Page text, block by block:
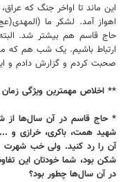
این ماند تا اواخر جنگ که
اهواز آمد. لشکر ما
حاج قاسم هم بیشتر شد.
ارتباط باشیم. یک شب هم که
صحبت کردم و گزارش دادم و
** اخلاص مهمترین ویژگی
* حاج قاسم در آن سال‌ها از
شهید همت، باکری، خرازی و
آن را رد کنید. ولی خب شهرت
شکن بود، شما خودتان این
در آن سال‌ها چطور بود؟